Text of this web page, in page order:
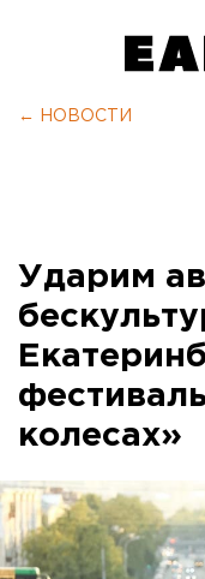
← НОВОСТИ
Ударим
колесах»